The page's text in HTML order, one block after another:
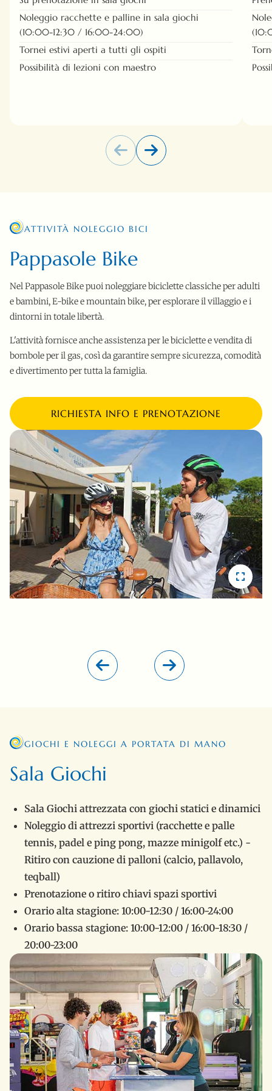
Noleggio racchette e palline in sala giochi
(10:00-12:30 / 16:00-24:00)
Tornei estivi aperti a tutti gli ospiti
Possibilità di lezioni con maestro
Pappasole Bike
ATTIVITÀ NOLEGGIO BICI
Nel Pappasole Bike puoi noleggiare biciclette classiche per adulti
e bambini, E-bike e mountain bike, per esplorare il villaggio e i
dintorni in totale libertà.
L'attività fornisce anche assistenza per le biciclette e vendita di
bombole per il gas, così da garantire sempre sicurezza, comodità
e divertimento per tutta la famiglia.
RICHIESTA INFO E PRENOTAZIONE
Sala Giochi
GIOCHI E NOLEGGI A PORTATA DI MANO
Sala Giochi attrezzata con giochi statici e dinamici
Noleggio di attrezzi sportivi (racchette e palle
tennis, padel e ping pong, mazze minigolf etc.) -
Ritiro con cauzione di palloni (calcio, pallavolo,
teqball)
Prenotazione o ritiro chiavi spazi sportivi
Orario alta stagione: 10:00-12:30 / 16:00-24:00
Orario bassa stagione: 10:00-12:00 / 16:00-18:30 /
20:00-23:00